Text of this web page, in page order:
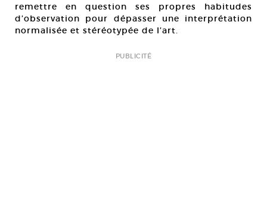
remettre en question ses propres habitudes
d’observation pour dépasser une interprétation
normalisée et stéréotypée de l’art.
PUBLICITÉ